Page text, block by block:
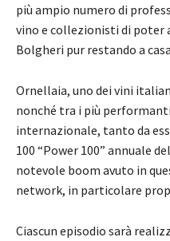
più ampio numero di
vino e collezionisti di poter
Bolgheri pur restando a
Ornellaia, uno dei vini
nonché tra i più
internazionale, tanto da
100 “Power 100” annuale
notevole boom avuto in
network, in particolare
Ciascun episodio sarà